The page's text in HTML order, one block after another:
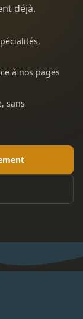
déjà.
à nos pages
sans